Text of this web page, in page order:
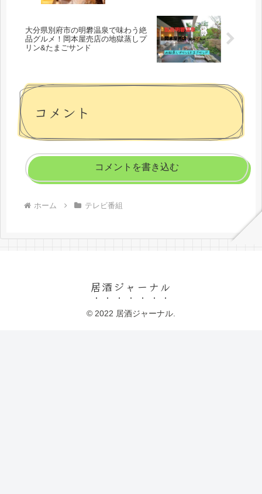
大分県別府市の明礬温泉で味わう絶
品グルメ！岡本屋売店の地獄蒸しプ
リン&たまごサンド
コメント
コメントを書き込む
ホーム テレビ番組
居酒ジャーナル
© 2022 居酒ジャーナル.